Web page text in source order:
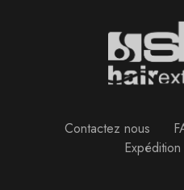
Contactez nous